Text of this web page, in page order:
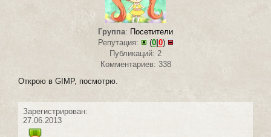
Группа: Посетители
Репутация:
(0| 0)
Публикаций: 2
Комментариев: 338
Открою в GIMP, посмотрю.
Зарегистрирован:
27.06.2013